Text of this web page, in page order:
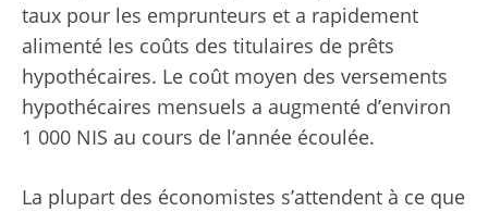
taux pour les emprunteurs et a rapidement
alimenté les coûts des titulaires de prêts
hypothécaires. Le coût moyen des versements
hypothécaires mensuels a augmenté d’environ
1 000 NIS au cours de l’année écoulée.
La plupart des économistes s’attendent à ce que